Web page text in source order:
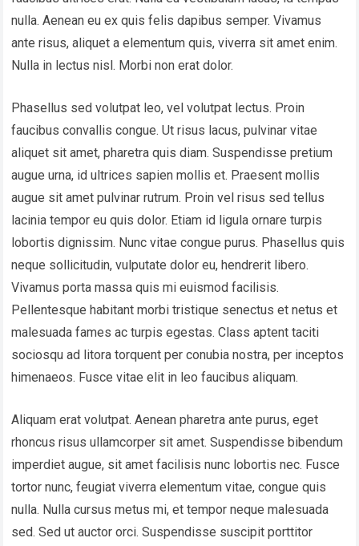
nulla. Aenean eu ex quis felis dapibus semper. Vivamus
ante risus, aliquet a elementum quis, viverra sit amet enim.
Nulla in lectus nisl. Morbi non erat dolor.
Phasellus sed volutpat leo, vel volutpat lectus. Proin
faucibus convallis congue. Ut risus lacus, pulvinar vitae
aliquet sit amet, pharetra quis diam. Suspendisse pretium
augue urna, id ultrices sapien mollis et. Praesent mollis
augue sit amet pulvinar rutrum. Proin vel risus sed tellus
lacinia tempor eu quis dolor. Etiam id ligula ornare turpis
lobortis dignissim. Nunc vitae congue purus. Phasellus quis
neque sollicitudin, vulputate dolor eu, hendrerit libero.
Vivamus porta massa quis mi euismod facilisis.
Pellentesque habitant morbi tristique senectus et netus et
malesuada fames ac turpis egestas. Class aptent taciti
sociosqu ad litora torquent per conubia nostra, per inceptos
himenaeos. Fusce vitae elit in leo faucibus aliquam.
Aliquam erat volutpat. Aenean pharetra ante purus, eget
rhoncus risus ullamcorper sit amet. Suspendisse bibendum
imperdiet augue, sit amet facilisis nunc lobortis nec. Fusce
tortor nunc, feugiat viverra elementum vitae, congue quis
nulla. Nulla cursus metus mi, et tempor neque malesuada
sed. Sed ut auctor orci. Suspendisse suscipit porttitor